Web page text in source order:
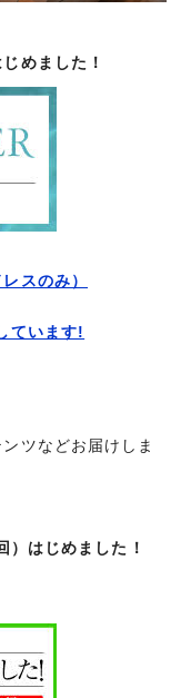
めました！
スのみ）
ています!
ツなどお届けしま
はじめました！